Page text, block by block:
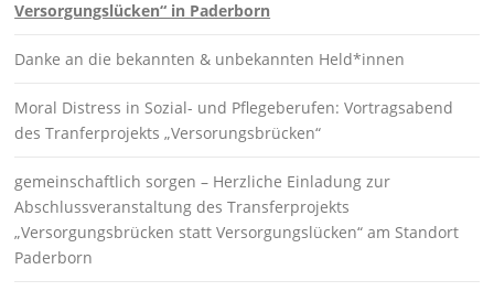
Versorgungslücken“ in Paderborn
Danke an die bekannten & unbekannten Held*innen
Moral Distress in Sozial- und Pflegeberufen: Vortragsabend
des Tranferprojekts „Versorungsbrücken“
gemeinschaftlich sorgen – Herzliche Einladung zur
Abschlussveranstaltung des Transferprojekts
„Versorgungsbrücken statt Versorgungslücken“ am Standort
Paderborn